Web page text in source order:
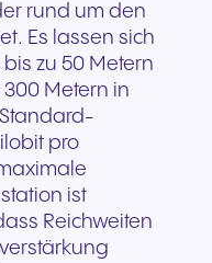
rund um den
Es lassen sich
zu 50 Metern
Metern in
pro
ist
Reichweiten